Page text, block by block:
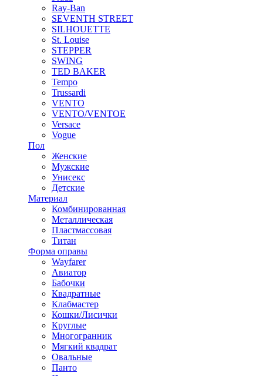
Ray-Ban
SEVENTH STREET
SILHOUETTE
St. Louise
STEPPER
SWING
TED BAKER
Tempo
Trussardi
VENTO
VENTO/VENTOE
Versace
Vogue
Пол
Женские
Мужские
Унисекс
Детские
Материал
Комбинированная
Металлическая
Пластмассовая
Титан
Форма оправы
Wayfarer
Авиатор
Бабочки
Квадратные
Клабмастер
Кошки/Лисички
Круглые
Многогранник
Мягкий квадрат
Овальные
Панто